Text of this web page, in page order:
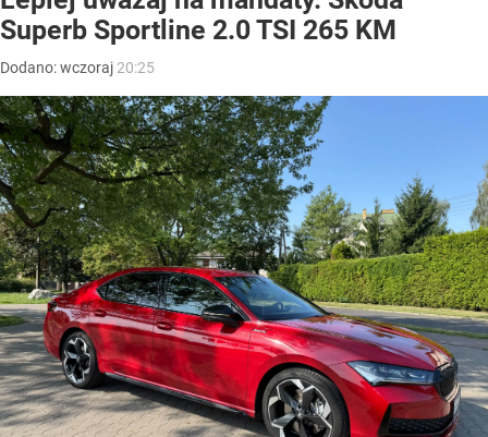
Superb Sportline 2.0 TSI 265 KM
Dodano:wczoraj 20:25